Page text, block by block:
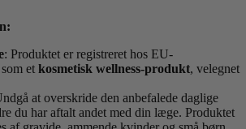
: Produktet er registreret hos EU-
et kosmetisk wellness-produkt, velegnet
at overskride den anbefalede daglige
du har aftalt andet med din læge. Produktet